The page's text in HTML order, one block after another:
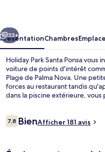
Suivant
33+
PrésentationChambres
Holiday Park Santa Ponsa vous
voiture de points d'intérêt
Plage de Palma Nova. Une
forces au restaurant tandis
dans la piscine extérieure,
jardin. Sympa non ? Les autres
Avis
voyageurs
7,87,8 sur 10
BienAfficher 181 avis